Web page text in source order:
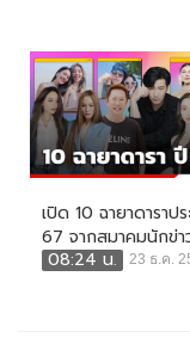
เปิด 10 ฉายาดาราปร
67 จากสมาคมนักข่า
08:24 น.
23 ธ.ค.